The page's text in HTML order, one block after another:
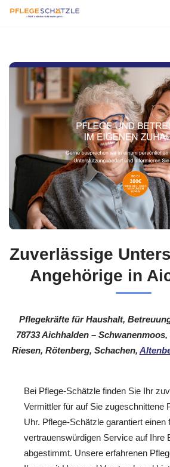
springen
Zuverlässige
Angehörige in
Pflegekräfte für Haushalt,
78733 Aichhalden – Schwanenmoos,
Riesen, Rötenberg, Schachen,
Bei Pflege-Schätzle finden Sie Ihr
Vermittler für auf Sie zugeschnittene
Uhr. Pflege-Schätzle garantiert einen
vertrauenswürdigen Service auf Ihre
abgestimmt. Unsere erfahrenen